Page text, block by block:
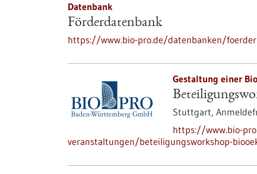
Datenbank
Förderdatenbank
https://www.bio-pro.de/datenbanken/
Gestaltung einer
Stuttgart,
https://www.bio-
veranstaltungen/beteiligungsworkshop-